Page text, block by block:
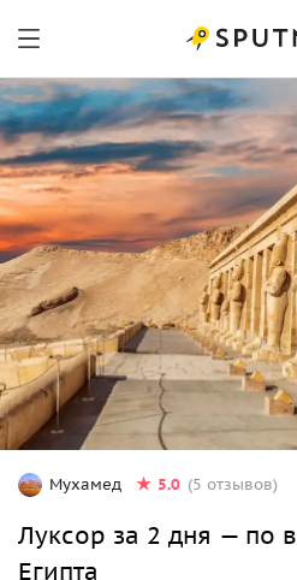
Мухамед 5.0 (5 отзывов)
Луксор за 2 дня — по
Египта